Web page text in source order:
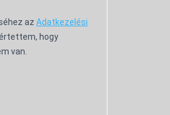
az Adatkezelési
hogy
van.